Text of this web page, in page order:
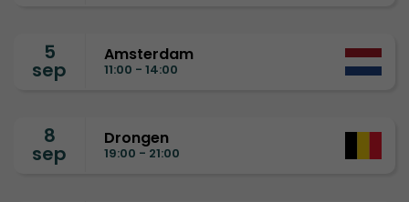
5
sep
Amsterdam
11:00 - 14:00
8
sep
Drongen
19:00 - 21:00